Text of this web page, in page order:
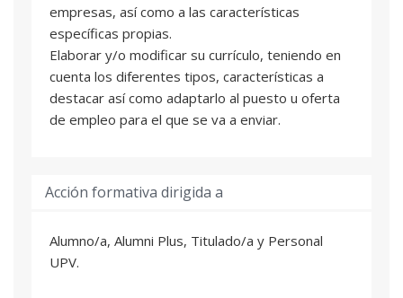
empresas, así como a las características
específicas propias.
Elaborar y/o modificar su currículo, teniendo en
cuenta los diferentes tipos, características a
destacar así como adaptarlo al puesto u oferta
de empleo para el que se va a enviar.
Acción formativa dirigida a
Alumno/a, Alumni Plus, Titulado/a y Personal
UPV.